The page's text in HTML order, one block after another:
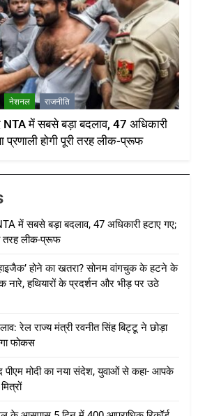
नेशनल राजनीति
NTA में सबसे बड़ा बदलाव, 47 अधिकारी
प्रणाली होगी पूरी तरह लीक-प्रूफ
में सबसे बड़ा बदलाव, 47 अधिकारी हटाए गए;
तरह लीक-प्रूफ
होने का खतरा? सोनम वांगचुक के हटने के
नारे, हथियारों के प्रदर्शन और भीड़ पर उठे
रेल राज्य मंत्री रवनीत सिंह बिट्टू ने छोड़ा
फोकस
पीएम मोदी का नया संदेश, युवाओं से कहा- आपके